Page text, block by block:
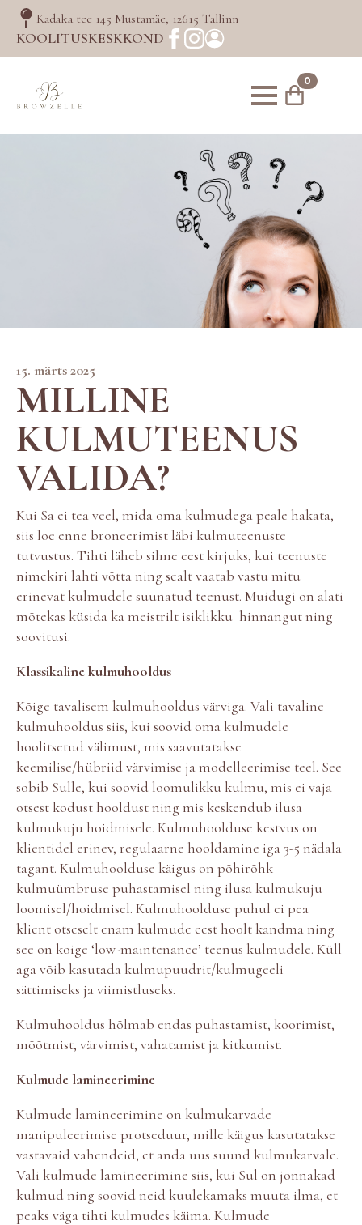
Kadaka tee 145 Mustamäe, 12615 Tallinn
KOOLITUSKESKKOND
0
15. märts 2025
MILLINE
KULMUTEENUS
VALIDA?
Kui Sa ei tea veel, mida oma kulmudega peale hakata,
siis loe enne broneerimist läbi kulmuteenuste
tutvustus. Tihti läheb silme eest kirjuks, kui teenuste
nimekiri lahti võtta ning sealt vaatab vastu mitu
erinevat kulmudele suunatud teenust. Muidugi on alati
mõtekas küsida ka meistrilt isiklikku hinnangut ning
soovitusi.
Klassikaline kulmuhooldus
Kõige tavalisem kulmuhooldus värviga. Vali tavaline
kulmuhooldus siis, kui soovid oma kulmudele
hoolitsetud välimust, mis saavutatakse
keemilise/hübriid värvimise ja modelleerimise teel. See
sobib Sulle, kui soovid loomulikku kulmu, mis ei vaja
otsest kodust hooldust ning mis keskendub ilusa
kulmukuju hoidmisele. Kulmuhoolduse kestvus on
klientidel erinev, regulaarne hooldamine iga 3-5 nädala
tagant. Kulmuhoolduse käigus on põhirõhk
kulmuümbruse puhastamisel ning ilusa kulmukuju
loomisel/hoidmisel. Kulmuhoolduse puhul ei pea
klient otseselt enam kulmude eest hoolt kandma ning
see on kõige ‘low-maintenance’ teenus kulmudele. Küll
aga võib kasutada kulmupuudrit/kulmugeeli
sättimiseks ja viimistluseks.
Kulmuhooldus hõlmab endas puhastamist, koorimist,
mõõtmist, värvimist, vahatamist ja kitkumist.
Kulmude lamineerimine
Kulmude lamineerimine on kulmukarvade
manipuleerimise protseduur, mille käigus kasutatakse
vastavaid vahendeid, et anda uus suund kulmukarvale.
Vali kulmude lamineerimine siis, kui Sul on jonnakad
kulmud ning soovid neid kuulekamaks muuta ilma, et
peaks väga tihti kulmudes käima. Kulmude